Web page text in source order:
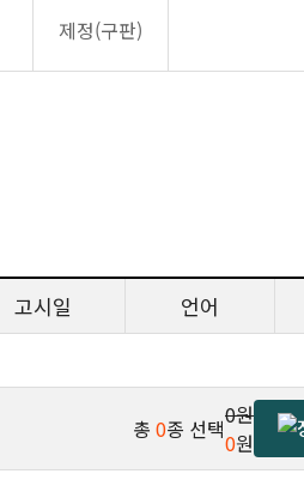
제정(구판)
고시일 언어
총 0종 선택0원
0원